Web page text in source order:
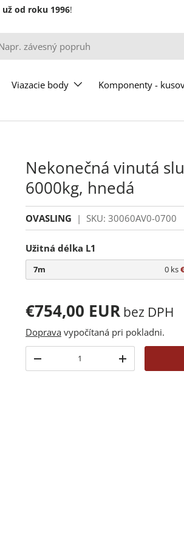
už od roku 1996!
Viazacie body Komponenty -
Nekonečná vinutá
6000kg, hnedá
OVASLING | SKU: 30060AV0-0700
Užitná délka L1
7m 0 ks
€754,00 EURbez DPH
Dopravavypočítaná pri pokladni.
-
+